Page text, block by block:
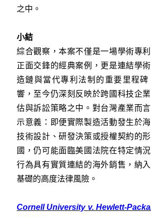
之中。
小結
綜合觀察，本案不僅是一場學術專
正面交鋒的經典案例，更是連結學
造鏈與當代專利法制的重要里程碑
響，至今仍深刻反映於跨國科技企
估與訴訟策略之中。對台灣產業而
示意義：即便實際製造活動發生於
技術設計、研發決策或授權契約的
國，仍可能面臨美國法院在特定情
行為具有實質連結的海外銷售，納
基礎的高度法律風險。
Cornell University v. Hewlett-